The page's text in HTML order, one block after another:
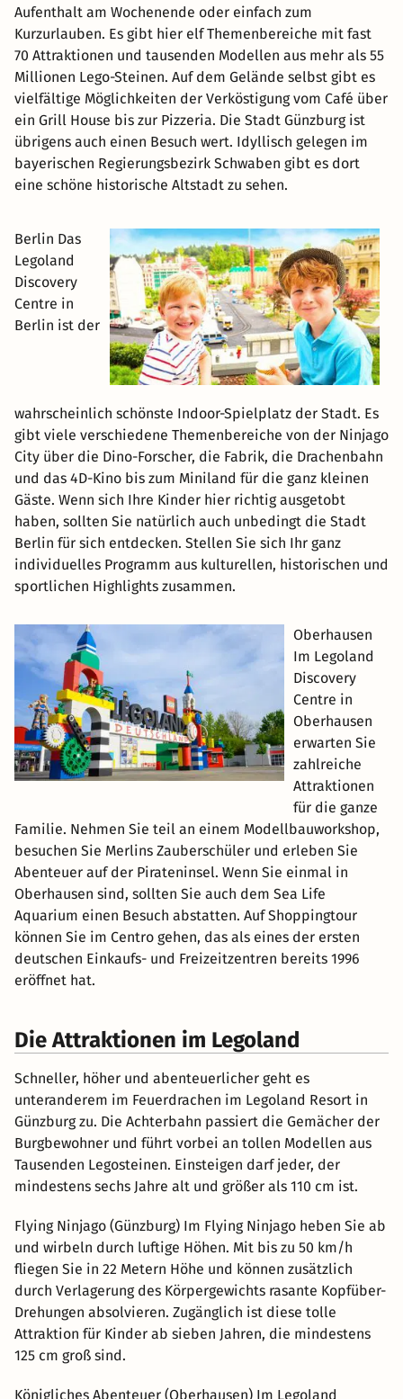
Aufenthalt am Wochenende oder einfach zum
Kurzurlauben. Es gibt hier elf Themenbereiche mit fast
70 Attraktionen und tausenden Modellen aus mehr als 55
Millionen Lego-Steinen. Auf dem Gelände selbst gibt es
vielfältige Möglichkeiten der Verköstigung vom Café über
ein Grill House bis zur Pizzeria. Die Stadt Günzburg ist
übrigens auch einen Besuch wert. Idyllisch gelegen im
bayerischen Regierungsbezirk Schwaben gibt es dort
eine schöne historische Altstadt zu sehen.
Berlin Das
Legoland
Discovery
Centre in
Berlin ist der
wahrscheinlich schönste Indoor-Spielplatz der Stadt. Es
gibt viele verschiedene Themenbereiche von der Ninjago
City über die Dino-Forscher, die Fabrik, die Drachenbahn
und das 4D-Kino bis zum Miniland für die ganz kleinen
Gäste. Wenn sich Ihre Kinder hier richtig ausgetobt
haben, sollten Sie natürlich auch unbedingt die Stadt
Berlin für sich entdecken. Stellen Sie sich Ihr ganz
individuelles Programm aus kulturellen, historischen und
sportlichen Highlights zusammen.
Oberhausen
Im Legoland
Discovery
Centre in
Oberhausen
erwarten Sie
zahlreiche
Attraktionen
für die ganze
Familie. Nehmen Sie teil an einem Modellbauworkshop,
besuchen Sie Merlins Zauberschüler und erleben Sie
Abenteuer auf der Pirateninsel. Wenn Sie einmal in
Oberhausen sind, sollten Sie auch dem Sea Life
Aquarium einen Besuch abstatten. Auf Shoppingtour
können Sie im Centro gehen, das als eines der ersten
deutschen Einkaufs- und Freizeitzentren bereits 1996
eröffnet hat.
Die Attraktionen im Legoland
Schneller, höher und abenteuerlicher geht es
unteranderem im Feuerdrachen im Legoland Resort in
Günzburg zu. Die Achterbahn passiert die Gemächer der
Burgbewohner und führt vorbei an tollen Modellen aus
Tausenden Legosteinen. Einsteigen darf jeder, der
mindestens sechs Jahre alt und größer als 110 cm ist.
Flying Ninjago (Günzburg) Im Flying Ninjago heben Sie ab
und wirbeln durch luftige Höhen. Mit bis zu 50 km/h
fliegen Sie in 22 Metern Höhe und können zusätzlich
durch Verlagerung des Körpergewichts rasante Kopfüber-
Drehungen absolvieren. Zugänglich ist diese tolle
Attraktion für Kinder ab sieben Jahren, die mindestens
125 cm groß sind.
Königliches Abenteuer (Oberhausen) Im Legoland